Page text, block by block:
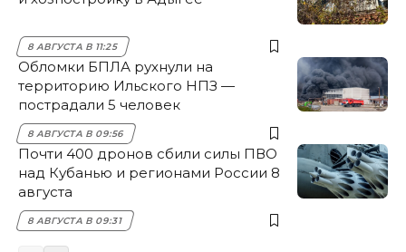
8 АВГУСТА В 11:25
Обломки БПЛА рухнули на
территорию Ильского НПЗ —
пострадали 5 человек
8 АВГУСТА В 09:56
Почти 400 дронов сбили силы ПВО
над Кубанью и регионами России 8
августа
8 АВГУСТА В 09:31